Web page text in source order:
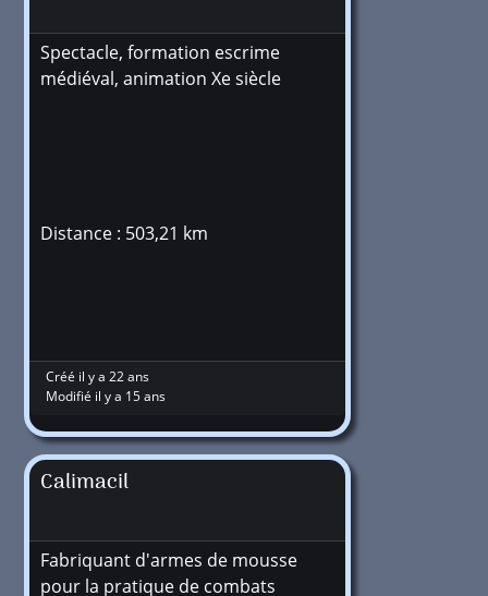
Spectacle, formation escrime
médiéval, animation Xe siècle
Distance : 503,21 km
Créé il y a 22 ans
Modifié il y a 15 ans
Calimacil
Fabriquant d'armes de mousse
pour la pratique de combats